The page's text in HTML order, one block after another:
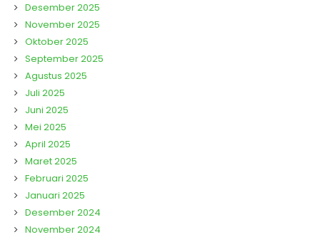
Desember 2025
November 2025
Oktober 2025
September 2025
Agustus 2025
Juli 2025
Juni 2025
Mei 2025
April 2025
Maret 2025
Februari 2025
Januari 2025
Desember 2024
November 2024